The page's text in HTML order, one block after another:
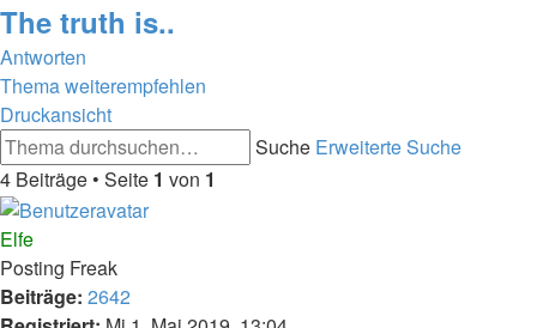
The truth is..
Antworten
Thema weiterempfehlen
Druckansicht
Suche Erweiterte Suche
4 Beiträge • Seite 1 von 1
Elfe
Posting Freak
Beiträge: 2642